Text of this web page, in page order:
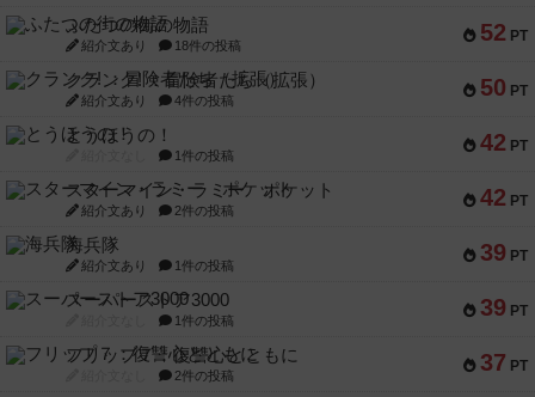
52 PT
ふたつの街の物語
紹介文あり 18件の投稿
50 PT
クランク! ：冒険者たち（拡張）
紹介文あり 4件の投稿
42 PT
とうほうの！
1件の投稿
42 PT
スターマイン・ラミー ポケット
紹介文あり 2件の投稿
39 PT
海兵隊
紹介文あり 1件の投稿
39 PT
スーパーストア3000
1件の投稿
37 PT
フリップ７：復讐心とともに
2件の投稿